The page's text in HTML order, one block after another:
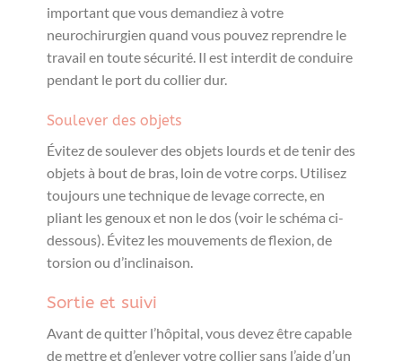
important que vous demandiez à votre
neurochirurgien quand vous pouvez reprendre le
travail en toute sécurité. Il est interdit de conduire
pendant le port du collier dur.
Soulever des objets
Évitez de soulever des objets lourds et de tenir des
objets à bout de bras, loin de votre corps. Utilisez
toujours une technique de levage correcte, en
pliant les genoux et non le dos (voir le schéma ci-
dessous). Évitez les mouvements de flexion, de
torsion ou d’inclinaison.
Sortie et suivi
Avant de quitter l’hôpital, vous devez être capable
de mettre et d’enlever votre collier sans l’aide d’un